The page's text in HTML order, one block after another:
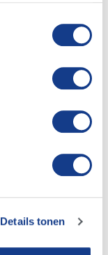
Details tonen